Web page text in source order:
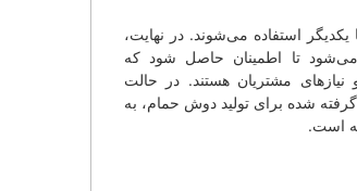
در نهایت،
حاصل شود که
در حالت
دوش حمام، به